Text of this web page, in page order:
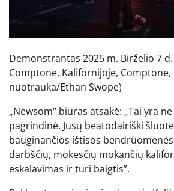
Demonstrantas 2025 m. Birželio 7
Comptone, Kalifornijoje,
nuotrauka/Ethan Swope)
„Newsom“ biuras atsakė: „Tai yra
pagrindinė. Jūsų beatodairiški
bauginančios ištisos
darbščių, mokesčių mokančių
eskalavimas ir turi baigtis”.